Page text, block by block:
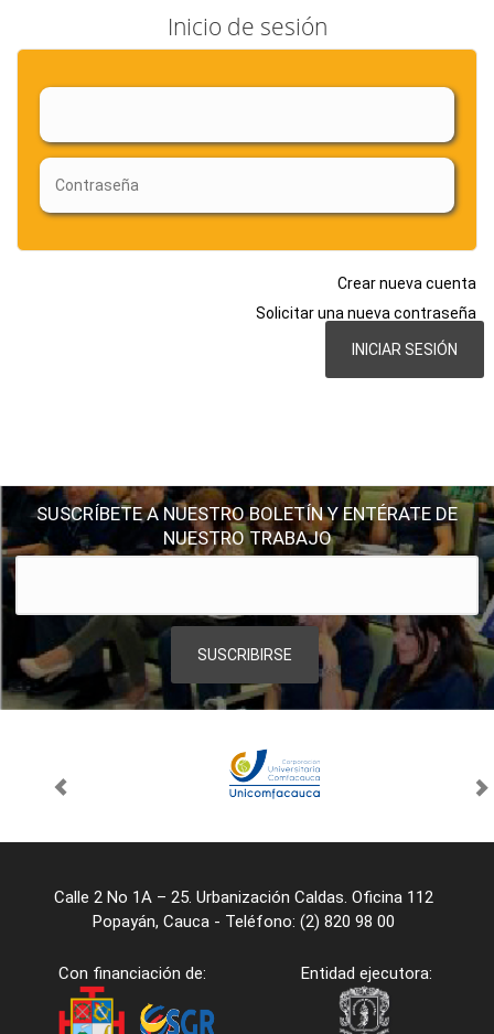
Inicio de sesión
Crear nueva cuenta
Solicitar una nueva contraseña
SUSCRÍBETE A NUESTRO BOLETÍN Y ENTÉRATE DE
NUESTRO TRABAJO
Calle 2 No 1A – 25. Urbanización Caldas. Oficina 112
Popayán, Cauca - Teléfono: (2) 820 98 00
Con financiación de: Entidad ejecutora: